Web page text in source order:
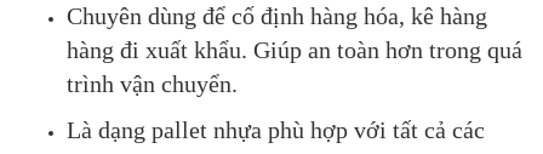
Chuyên dùng để cố định hàng hóa, kê hàng
hàng đi xuất khẩu. Giúp an toàn hơn trong quá
trình vận chuyển.
Là dạng pallet nhựa phù hợp với tất cả các